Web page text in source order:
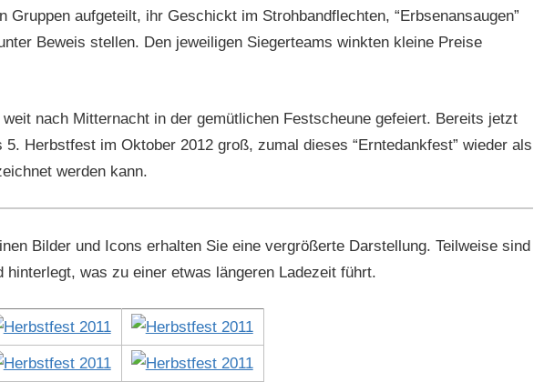
Grup­pen aufgeteilt, ihr Geschickt im Stro­hband­flecht­en, “Erb­se­nansaugen”
Beweis stellen. Den jew­eili­gen Siegerteams wink­ten kleine Preise
nach Mit­ter­nacht in der gemütlichen Festsche­une gefeiert. Bere­its jet­zt
5. Herb­st­fest im Okto­ber 2012 groß, zumal dieses “Erntedank­fest” wieder als
wer­den kann.
Bilder und Icons erhal­ten Sie eine ver­größerte Darstel­lung. Teil­weise sind
hin­ter­legt, was zu ein­er etwas län­geren Ladezeit führt.